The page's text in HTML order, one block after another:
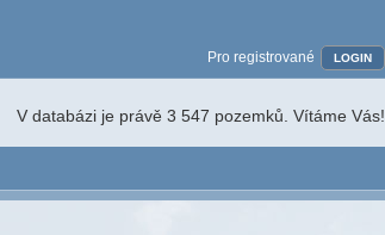
Pro registrované LOGIN
V databázi je právě 3 547 pozemků. Vítáme Vás!